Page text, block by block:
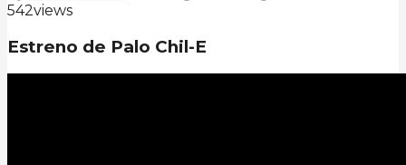
542views
Estreno de Palo Chil-E